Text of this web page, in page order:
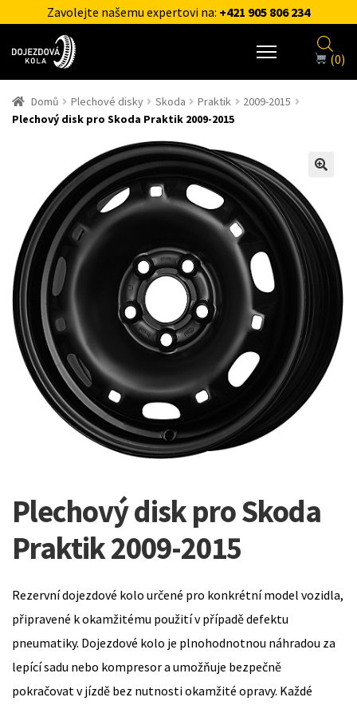
Zavolejte našemu expertovi na: +421 905 806 234
(0)
Domů Plechové disky Skoda Praktik
2009-2015
Plechový disk pro Skoda Praktik 2009-2015
Plechový disk pro Skoda
Praktik 2009-2015
Rezervní dojezdové kolo určené pro konkrétní model vozidla,
připravené k okamžitému použití v případě defektu
pneumatiky. Dojezdové kolo je plnohodnotnou náhradou za
lepící sadu nebo kompresor a umožňuje bezpečně
pokračovat v jízdě bez nutnosti okamžité opravy. Každé